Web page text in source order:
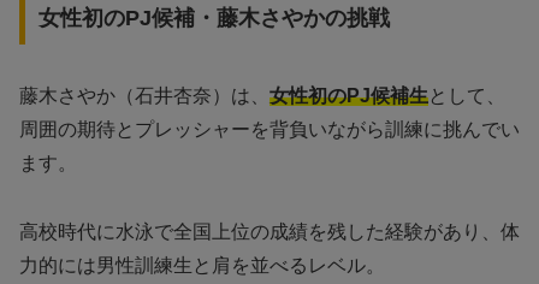
女性初のPJ候補・藤木さやかの挑戦
藤木さやか（石井杏奈）は、 女性初のPJ候補生として、
周囲の期待とプレッシャーを背負いながら訓練に挑んでい
ます。
高校時代に水泳で全国上位の成績を残した経験があり、体
力的には男性訓練生と肩を並べるレベル。